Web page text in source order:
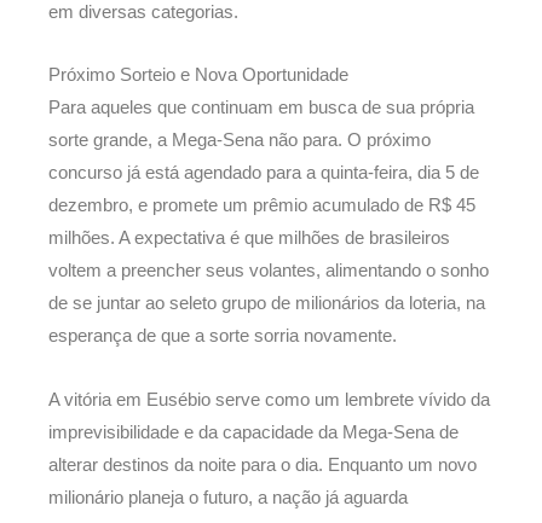
em diversas categorias.
Próximo Sorteio e Nova Oportunidade
Para aqueles que continuam em busca de sua própria
sorte grande, a Mega-Sena não para. O próximo
concurso já está agendado para a quinta-feira, dia 5 de
dezembro, e promete um prêmio acumulado de R$ 45
milhões. A expectativa é que milhões de brasileiros
voltem a preencher seus volantes, alimentando o sonho
de se juntar ao seleto grupo de milionários da loteria, na
esperança de que a sorte sorria novamente.
A vitória em Eusébio serve como um lembrete vívido da
imprevisibilidade e da capacidade da Mega-Sena de
alterar destinos da noite para o dia. Enquanto um novo
milionário planeja o futuro, a nação já aguarda